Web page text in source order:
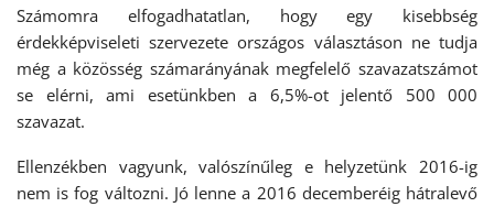
Számomra elfogadhatatlan, hogy egy kisebbség
érdekképviseleti szervezete országos választáson ne tudja
még a közösség számarányának megfelelő szavazatszámot
se elérni, ami esetünkben a 6,5%-ot jelentő 500 000
szavazat.
Ellenzékben vagyunk, valószínűleg e helyzetünk 2016-ig
nem is fog változni. Jó lenne a 2016 decemberéig hátralevő